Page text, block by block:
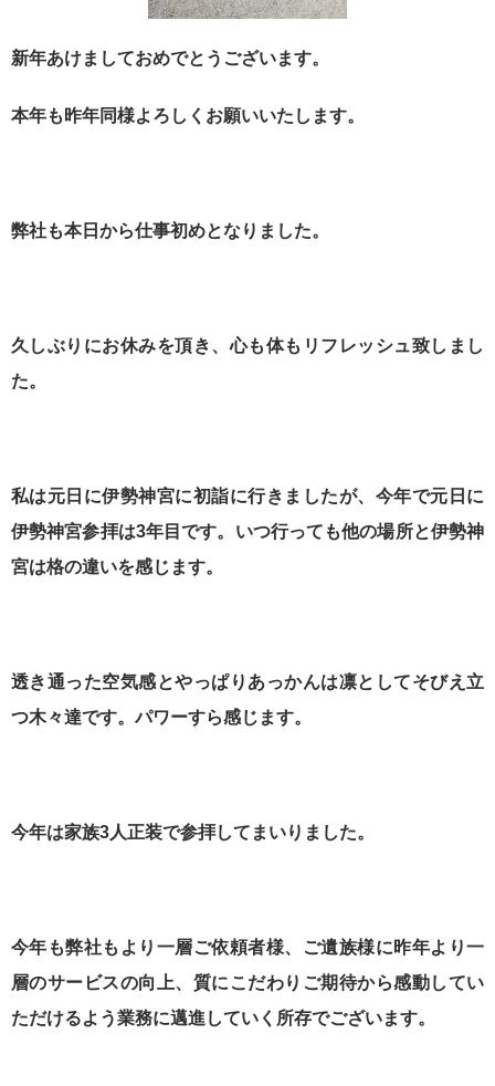
新年あけましておめでとうございます。
本年も昨年同様よろしくお願いいたします。
弊社も本日から仕事初めとなりました。
久しぶりにお休みを頂き、心も体もリフレッシュ致しまし
た。
私は元日に伊勢神宮に初詣に行きましたが、今年で元日に
伊勢神宮参拝は3年目です。いつ行っても他の場所と伊勢神
宮は格の違いを感じます。
透き通った空気感とやっぱりあっかんは凛としてそびえ立
つ木々達です。パワーすら感じます。
今年は家族3人正装で参拝してまいりました。
今年も弊社もより一層ご依頼者様、ご遺族様に昨年より一
層のサービスの向上、質にこだわりご期待から感動してい
ただけるよう業務に邁進していく所存でございます。